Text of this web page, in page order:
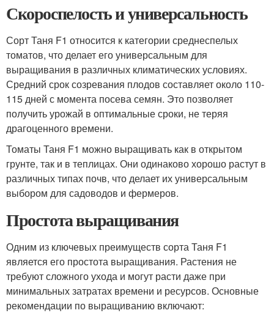
Скороспелость и универсальность
Сорт Таня F1 относится к категории среднеспелых
томатов, что делает его универсальным для
выращивания в различных климатических условиях.
Средний срок созревания плодов составляет около 110-
115 дней с момента посева семян. Это позволяет
получить урожай в оптимальные сроки, не теряя
драгоценного времени.
Томаты Таня F1 можно выращивать как в открытом
грунте, так и в теплицах. Они одинаково хорошо растут в
различных типах почв, что делает их универсальным
выбором для садоводов и фермеров.
Простота выращивания
Одним из ключевых преимуществ сорта Таня F1
является его простота выращивания. Растения не
требуют сложного ухода и могут расти даже при
минимальных затратах времени и ресурсов. Основные
рекомендации по выращиванию включают: